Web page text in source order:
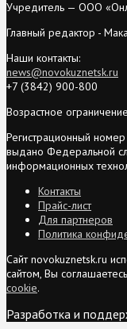
Учредитель — ООО
Главный редактор -
Наши контакты:
news@novokuznetsk.ru
+7 (3842) 900-800
Возрастное
Регистрационный
выдано Федеральной
информационных
Контакты
Прайс-лист
Для партнеров
Политика
Сайт novokuznetsk.ru
сайтом, Вы
cookie.
Разработка и